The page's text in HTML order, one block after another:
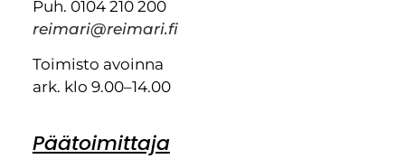
Puh. 0104 210 200
reimari@reimari.fi
Toimisto avoinna
ark. klo 9.00–14.00
Päätoimittaja